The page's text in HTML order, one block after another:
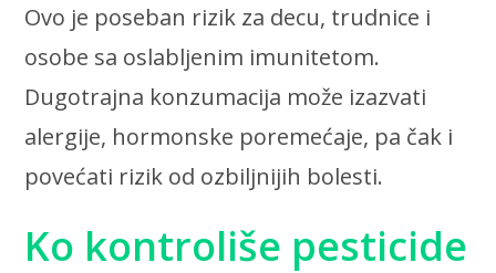
Ovo je poseban rizik za decu, trudnice i
osobe sa oslabljenim imunitetom.
Dugotrajna konzumacija može izazvati
alergije, hormonske poremećaje, pa čak i
povećati rizik od ozbiljnijih bolesti.
Ko kontroliše pesticide